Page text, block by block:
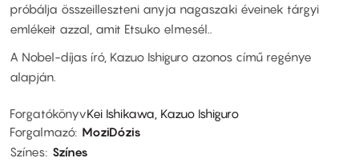
próbálja összeilleszteni anyja nagaszaki éveinek tárgyi
emlékeit azzal, amit Etsuko elmesél..
A Nobel-díjas író, Kazuo Ishiguro azonos című regénye
alapján.
ForgatókönyvKei Ishikawa, Kazuo Ishiguro
Forgalmazó MoziDózis
Színes Színes